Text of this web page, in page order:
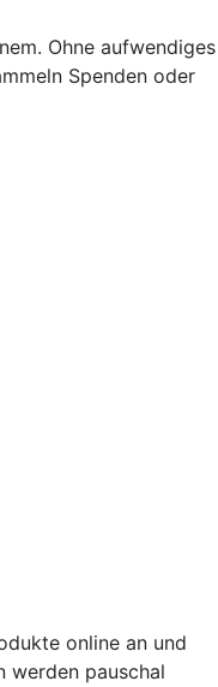
Ohne aufwendiges
Spenden oder
online an und
werden pauschal